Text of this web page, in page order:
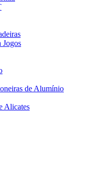
Jogos
de Alumínio
Alicates